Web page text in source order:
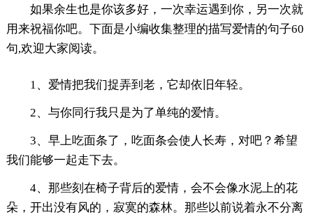
如果余生也是你该多好，一次幸运遇到你，另一次就
用来祝福你吧。下面是小编收集整理的描写爱情的句子60
句,欢迎大家阅读。
1、爱情把我们捉弄到老，它却依旧年轻。
2、与你同行我只是为了单纯的爱情。
3、早上吃面条了，吃面条会使人长寿，对吧？希望
我们能够一起走下去。
4、那些刻在椅子背后的爱情，会不会像水泥上的花
朵，开出没有风的，寂寞的森林。那些以前说着永不分离